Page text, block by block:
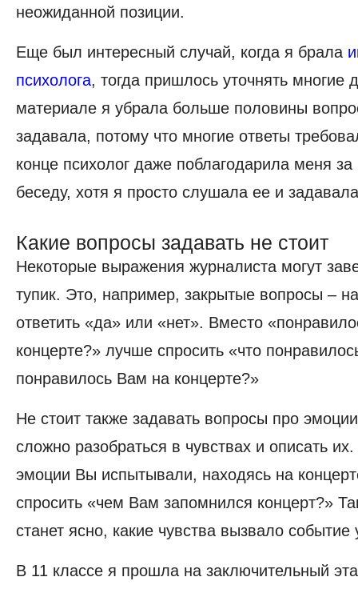
неожиданной позиции.
Еще был интересный случай, когда я брала
психолога, тогда пришлось уточнять многие
материале я убрала больше половины
задавала, потому что многие ответы
конце психолог даже поблагодарила меня
беседу, хотя я просто слушала ее и
Какие вопросы задавать не стоит
Некоторые выражения журналиста могут
тупик. Это, например, закрытые вопросы –
ответить «да» или «нет». Вместо
концерте?» лучше спросить «что
понравилось Вам на концерте?»
Не стоит также задавать вопросы про
сложно разобраться в чувствах и описать
эмоции Вы испытывали, находясь на
спросить «чем Вам запомнился концерт?»
станет ясно, какие чувства вызвало
В 11 классе я прошла на заключительный